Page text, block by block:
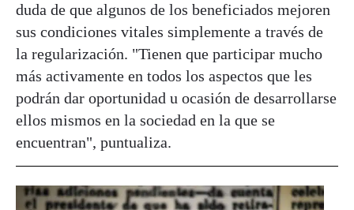
duda de que algunos de los beneficiados mejoren
sus condiciones vitales simplemente a través de
la regularización. "Tienen que participar mucho
más activamente en todos los aspectos que les
podrán dar oportunidad u ocasión de desarrollarse
ellos mismos en la sociedad en la que se
encuentran", puntualiza.